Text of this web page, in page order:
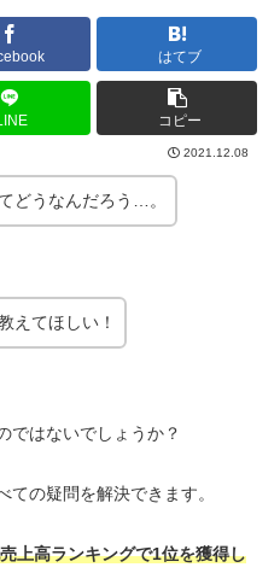
はてブ
コピー
2021.12.08
どうなんだろう…。
えてほしい！
ではないでしょうか？
の疑問を解決できます。
上高ランキングで1位を獲得し